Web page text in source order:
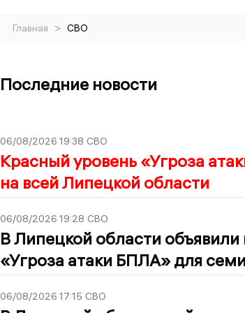
Главная > СВО
Последние новости
06/08/2026 19:38 СВО
Красный уровень «Угроза
на всей Липецкой области
06/08/2026 19:28 СВО
В Липецкой области
«Угроза атаки БПЛА» для
06/08/2026 17:15 СВО